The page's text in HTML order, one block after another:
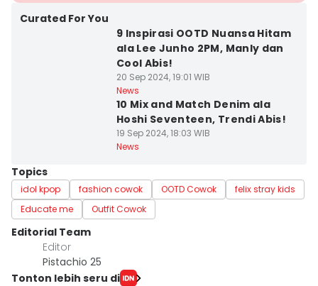
Curated For You
9 Inspirasi OOTD Nuansa Hitam
ala Lee Junho 2PM, Manly dan
Cool Abis!
20 Sep 2024, 19:01 WIB
News
10 Mix and Match Denim ala
Hoshi Seventeen, Trendi Abis!
19 Sep 2024, 18:03 WIB
News
Topics
idol kpop fashion cowok OOTD Cowok
felix stray kids
Educate me
Outfit Cowok
Editorial Team
Editor
Pistachio 25
Tonton lebih seru di